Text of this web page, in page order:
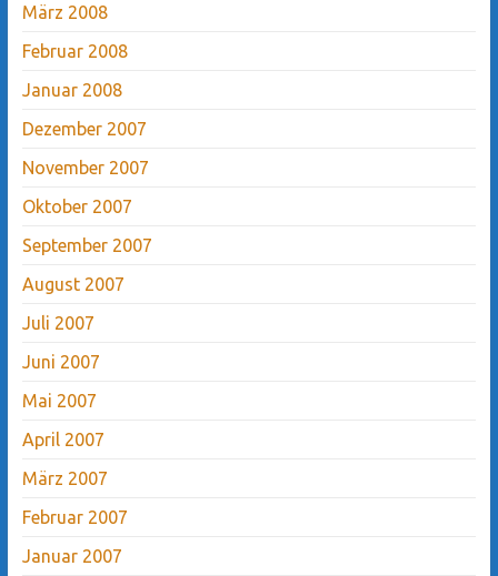
März 2008
Februar 2008
Januar 2008
Dezember 2007
November 2007
Oktober 2007
September 2007
August 2007
Juli 2007
Juni 2007
Mai 2007
April 2007
März 2007
Februar 2007
Januar 2007